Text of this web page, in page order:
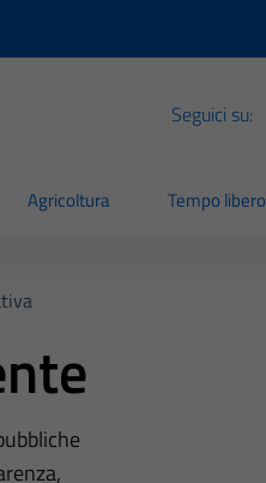
Seguici su:
Agricoltura Tempo libero